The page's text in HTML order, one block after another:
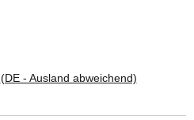
(DE - Ausland abweichend)